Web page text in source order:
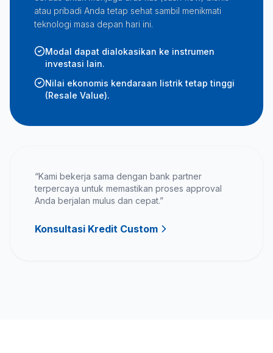
atau pribadi Anda tetap sehat sambil menikmati
teknologi masa depan hari ini.
Modal dapat dialokasikan ke instrumen
investasi lain.
Nilai ekonomis kendaraan listrik tetap tinggi
(Resale Value).
“Kami bekerja sama dengan bank partner
terpercaya untuk memastikan proses approval
Anda berjalan mulus dan cepat.”
Konsultasi Kredit Custom